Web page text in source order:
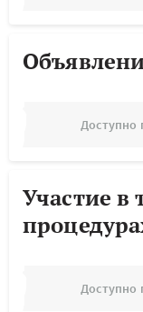
Доступно
Участие в
Доступно